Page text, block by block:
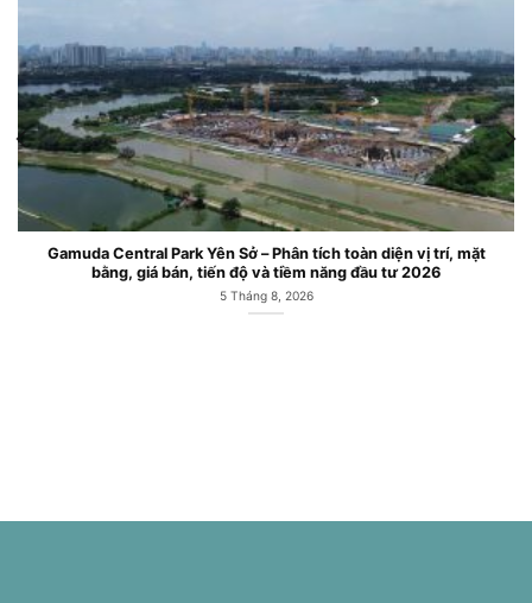
Gamuda Central Park Yên Sở – Phân tích toàn diện vị trí, mặt
bằng, giá bán, tiến độ và tiềm năng đầu tư 2026
5 Tháng 8, 2026